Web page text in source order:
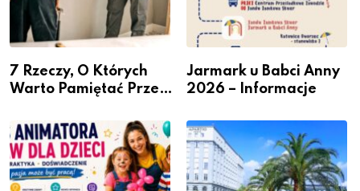
7 Rzeczy, O Których
Warto Pamiętać Przed
Jarmark u Babci Anny
2026 – Informacje